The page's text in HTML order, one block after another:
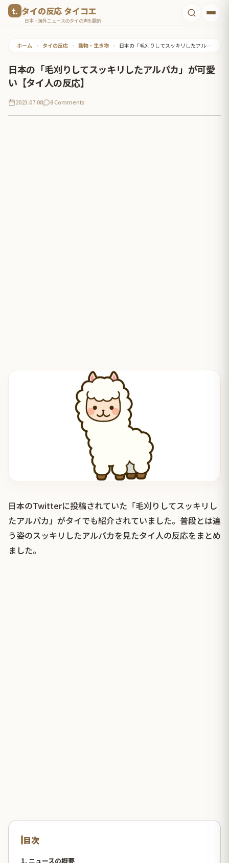
タイの反応 タイコエ
日本・海外ニュースのタイの声を翻訳
ホーム • タイの反応 • 動物・生き物 • 日本の「毛刈りしてスッキリしたアルパカ」が可愛い【タイ人の反応】
日本の「毛刈りしてスッキリしたアルパカ」が可愛
い【タイ人の反応】
2023.07.08 8 Comments
日本のTwitterに投稿されていた「毛刈りしてスッキリし
たアルパカ」がタイでも紹介されていました。普段とは違
う姿のスッキリしたアルパカを見たタイ人の反応をまとめ
ました。
目次
1. ニュースの概要